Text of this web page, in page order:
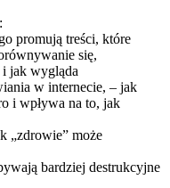
promują treści, które
się,
i jak wygląda
w internecie, – jak
i wpływa na to, jak
„zdrowie” może
bardziej destrukcyjne